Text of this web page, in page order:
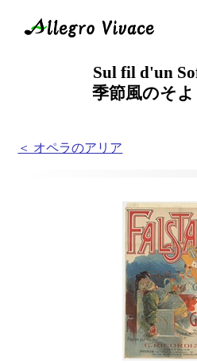
Sul fil d'un
季節風のそ
＜ オペラのアリア